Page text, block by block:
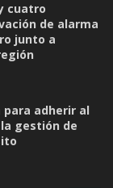
cuatro
de alarma
junto a
para adherir al
gestión de